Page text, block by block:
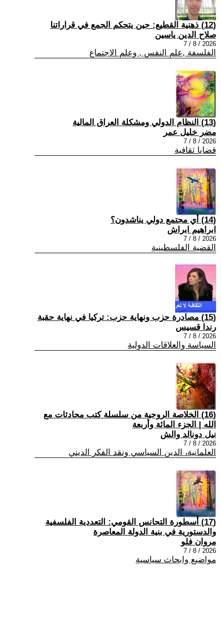
(12) ذهنية القطيع: حين يتحكم الجمع في قراراتنا
صلاح الدين ياسين
2026 / 8 / 7
الفلسفة ,علم النفس , وعلم الاجتماع
(13) النظام الدولي ومشكلة العراق المالية
مضر خليل عمر
2026 / 8 / 7
قضايا ثقافية
(14) أي مجتمع دولي يناشدون؟
ابراهيم ابراش
2026 / 8 / 7
القضية الفلسطينية
(15) مصادرة حزب ونهاية حزب: تركيا في نهاية حقبة
رندا قسيس
2026 / 8 / 7
السياسة والعلاقات الدولية
(16) الخلاصة الروحية من سلسلة كتب محادثات مع
الله | الجزء المائة وأربعة
نيل دونالد والش
2026 / 8 / 7
العلمانية، الدين السياسي ونقد الفكر الديني
(17) أسطورة التجانس القومي: التعددية الفلسفية
والدستورية في بنية الدولة المعاصرة
مروان فلو
2026 / 8 / 7
مواضيع وابحاث سياسية